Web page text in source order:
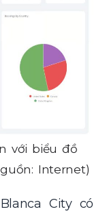
với biểu đồ
Internet)
City có